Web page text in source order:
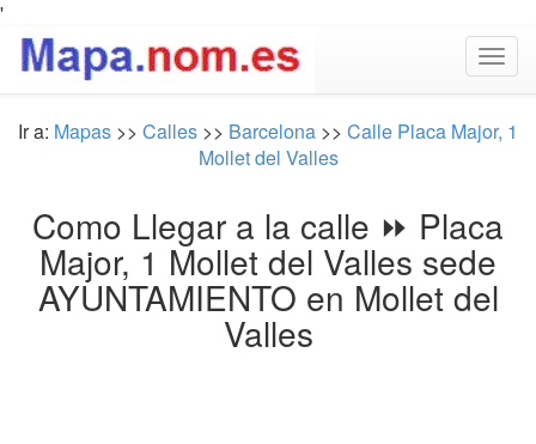
'
Ir a: Mapas >> Calles >> Barcelona >> Calle Placa Major, 1
Mollet del Valles
Como Llegar a la calle ⏩ Placa
Major, 1 Mollet del Valles sede
AYUNTAMIENTO en Mollet del
Valles